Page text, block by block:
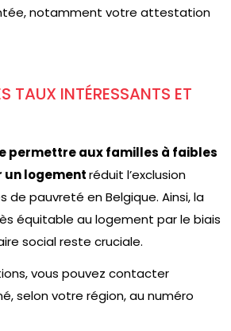
notamment votre attestation
TAUX INTÉRESSANTS ET
perme­ttre aux familles à faibles
un loge­mentréduit l’exclusion
de pauvre­té en Belgique. Ainsi, la
équitable au logeme­nt par le biais
social reste­ cruciale.
vous pouvez contacter
selon votre région, au numéro